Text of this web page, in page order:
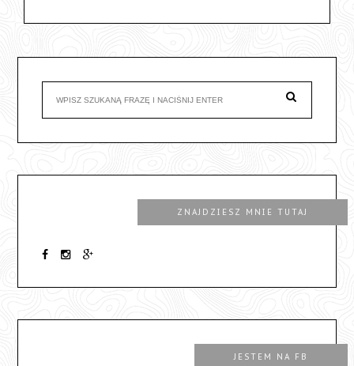
ZNAJDZIESZ MNIE TUTAJ
JESTEM NA FB